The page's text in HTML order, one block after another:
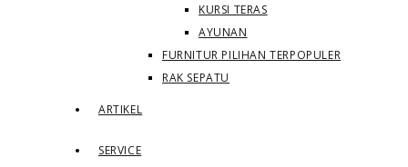
KURSI TERAS
AYUNAN
FURNITUR PILIHAN TERPOPULER
RAK SEPATU
ARTIKEL
SERVICE